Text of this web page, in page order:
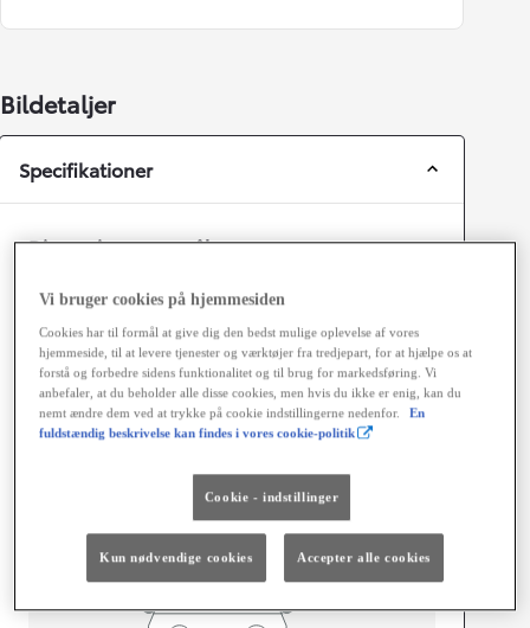
Bildetaljer
Specifikationer
Dimensioner og mål
Sæder
4.690
mm
Vi bruger cookies på hjemmesiden
Cookies har til formål at give dig den bedst mulige oplevelse af vores
hjemmeside, til at levere tjenester og værktøjer fra tredjepart, for at hjælpe os at
forstå og forbedre sidens funktionalitet og til brug for markedsføring. Vi
anbefaler, at du beholder alle disse cookies, men hvis du ikke er enig, kan du
nemt ændre dem ved at trykke på cookie indstillingerne nedenfor.
En
fuldstændig beskrivelse kan findes i vores cookie-politik
Cookie - indstillinger
Kun nødvendige cookies Accepter alle cookies